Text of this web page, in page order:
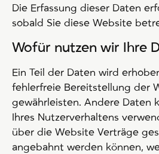
Die Erfassung dieser Daten
sobald Sie diese Website
Wofür nutzen wir Ihre
Ein Teil der Daten wird
fehlerfreie Bereitstellung der
gewährleisten. Andere Daten
Ihres Nutzerverhaltens
über die Website Verträge
angebahnt werden können,